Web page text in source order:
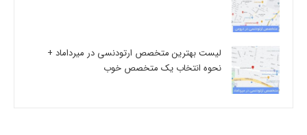
لیست بهترین متخصص ارتودنسی در میرداماد +
نحوه انتخاب یک متخصص خوب